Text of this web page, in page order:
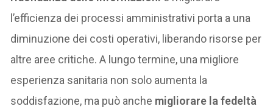
l’efficienza dei processi amministrativi porta a una
diminuzione dei costi operativi, liberando risorse per
altre aree critiche. A lungo termine, una migliore
esperienza sanitaria non solo aumenta la
soddisfazione, ma può anche migliorare la fedeltà